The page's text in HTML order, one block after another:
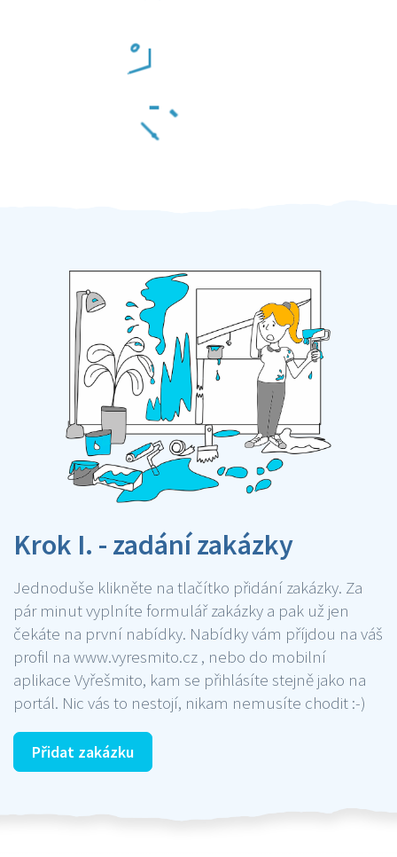
Krok I. - zadání zakázky
Jednoduše klikněte na tlačítko přidání zakázky. Za
pár minut vyplníte formulář zakázky a pak už jen
čekáte na první nabídky. Nabídky vám příjdou na váš
profil na www.vyresmito.cz , nebo do mobilní
aplikace Vyřešmito, kam se přihlásíte stejně jako na
portál. Nic vás to nestojí, nikam nemusíte chodit :-)
Přidat zakázku